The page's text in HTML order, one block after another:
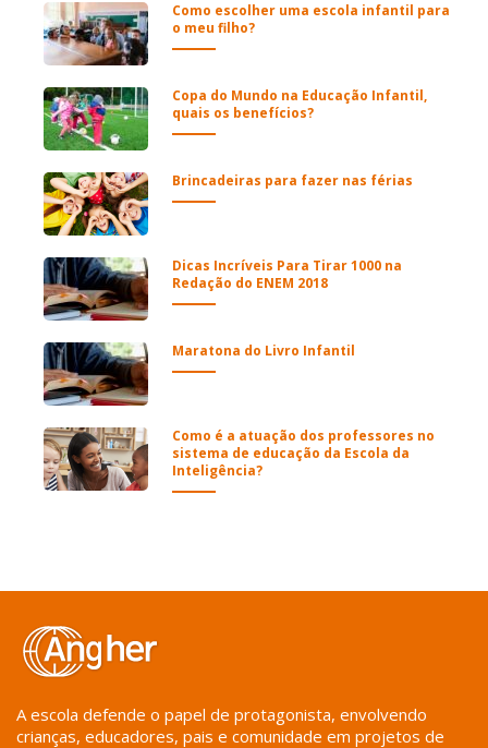
Como escolher uma escola infantil para
o meu filho?
Copa do Mundo na Educação Infantil,
quais os benefícios?
Brincadeiras para fazer nas férias
Dicas Incríveis Para Tirar 1000 na
Redação do ENEM 2018
Maratona do Livro Infantil
Como é a atuação dos professores no
sistema de educação da Escola da
Inteligência?
A escola defende o papel de protagonista, envolvendo
crianças, educadores, pais e comunidade em projetos de